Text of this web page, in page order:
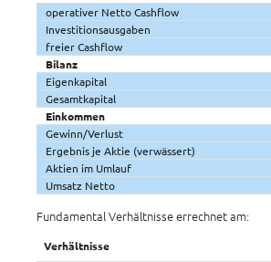
operativer Netto Cashflow
Investitionsausgaben
freier Cashflow
Bilanz
Eigenkapital
Gesamtkapital
Einkommen
Gewinn/Verlust
Ergebnis je Aktie (verwässert)
Aktien im Umlauf
Umsatz Netto
Fundamental Verhältnisse errechnet am:
Verhältnisse